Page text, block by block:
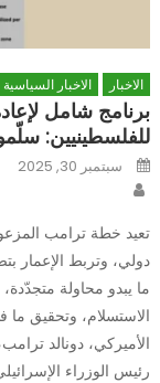
الاخبار الاخبار السياسية
برنامج شامل
للفلسطينيين:
Posted
onسبتمبر 30, 2025
تعيد خطة ترامب
دولي، وتربط الإعمار
ما يبدو محاولة
الاستسلام، وتحقيق
الأميركي، دونالد
رئيس الوزراء